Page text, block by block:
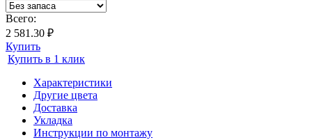
Всего:
2 581.30 ₽
Купить
Купить в 1 клик
Характеристики
Другие цвета
Доставка
Укладка
Инструкции по монтажу